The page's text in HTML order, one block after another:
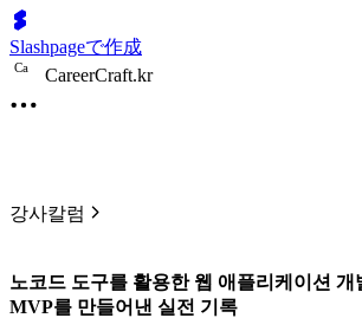
Slashpageで作成
Ca CareerCraft.kr
강사칼럼
노코드 도구를 활용한 웹 애플리케이션 개
MVP를 만들어낸 실전 기록